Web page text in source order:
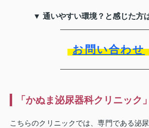
▼ 通いやすい環境？と感じた方
お問い合わせ
「かぬま泌尿器科クリニック
こちらのクリニックでは、専門である泌